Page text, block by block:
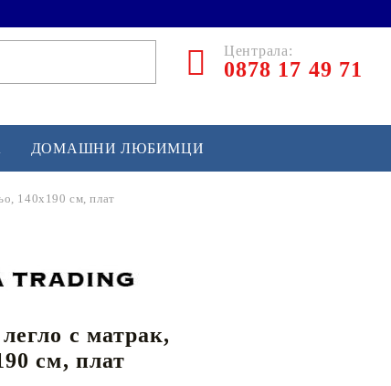
Централа:
0878 17 49 71
и софтбол
и лакрос
ДОМАШНИ ЛЮБИМЦИ
140x190 см, плат
с матрак,
см, плат